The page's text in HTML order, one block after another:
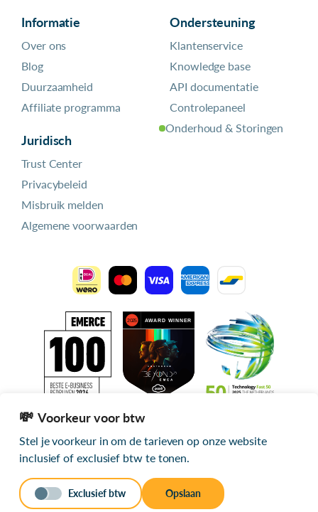
Informatie
Over ons
Blog
Duurzaamheid
Affiliate programma
Juridisch
Trust Center
Privacybeleid
Misbruik melden
Algemene voorwaarden
Ondersteuning
Klantenservice
Knowledge base
API documentatie
Controlepaneel
Onderhoud & Storingen
Alle getoonde prijzen zijn exclusief btw
Voorkeur voor btw
Stel je voorkeur in om de tarieven op onze website
inclusief of exclusief btw te tonen.
Exclusief btw Opslaan